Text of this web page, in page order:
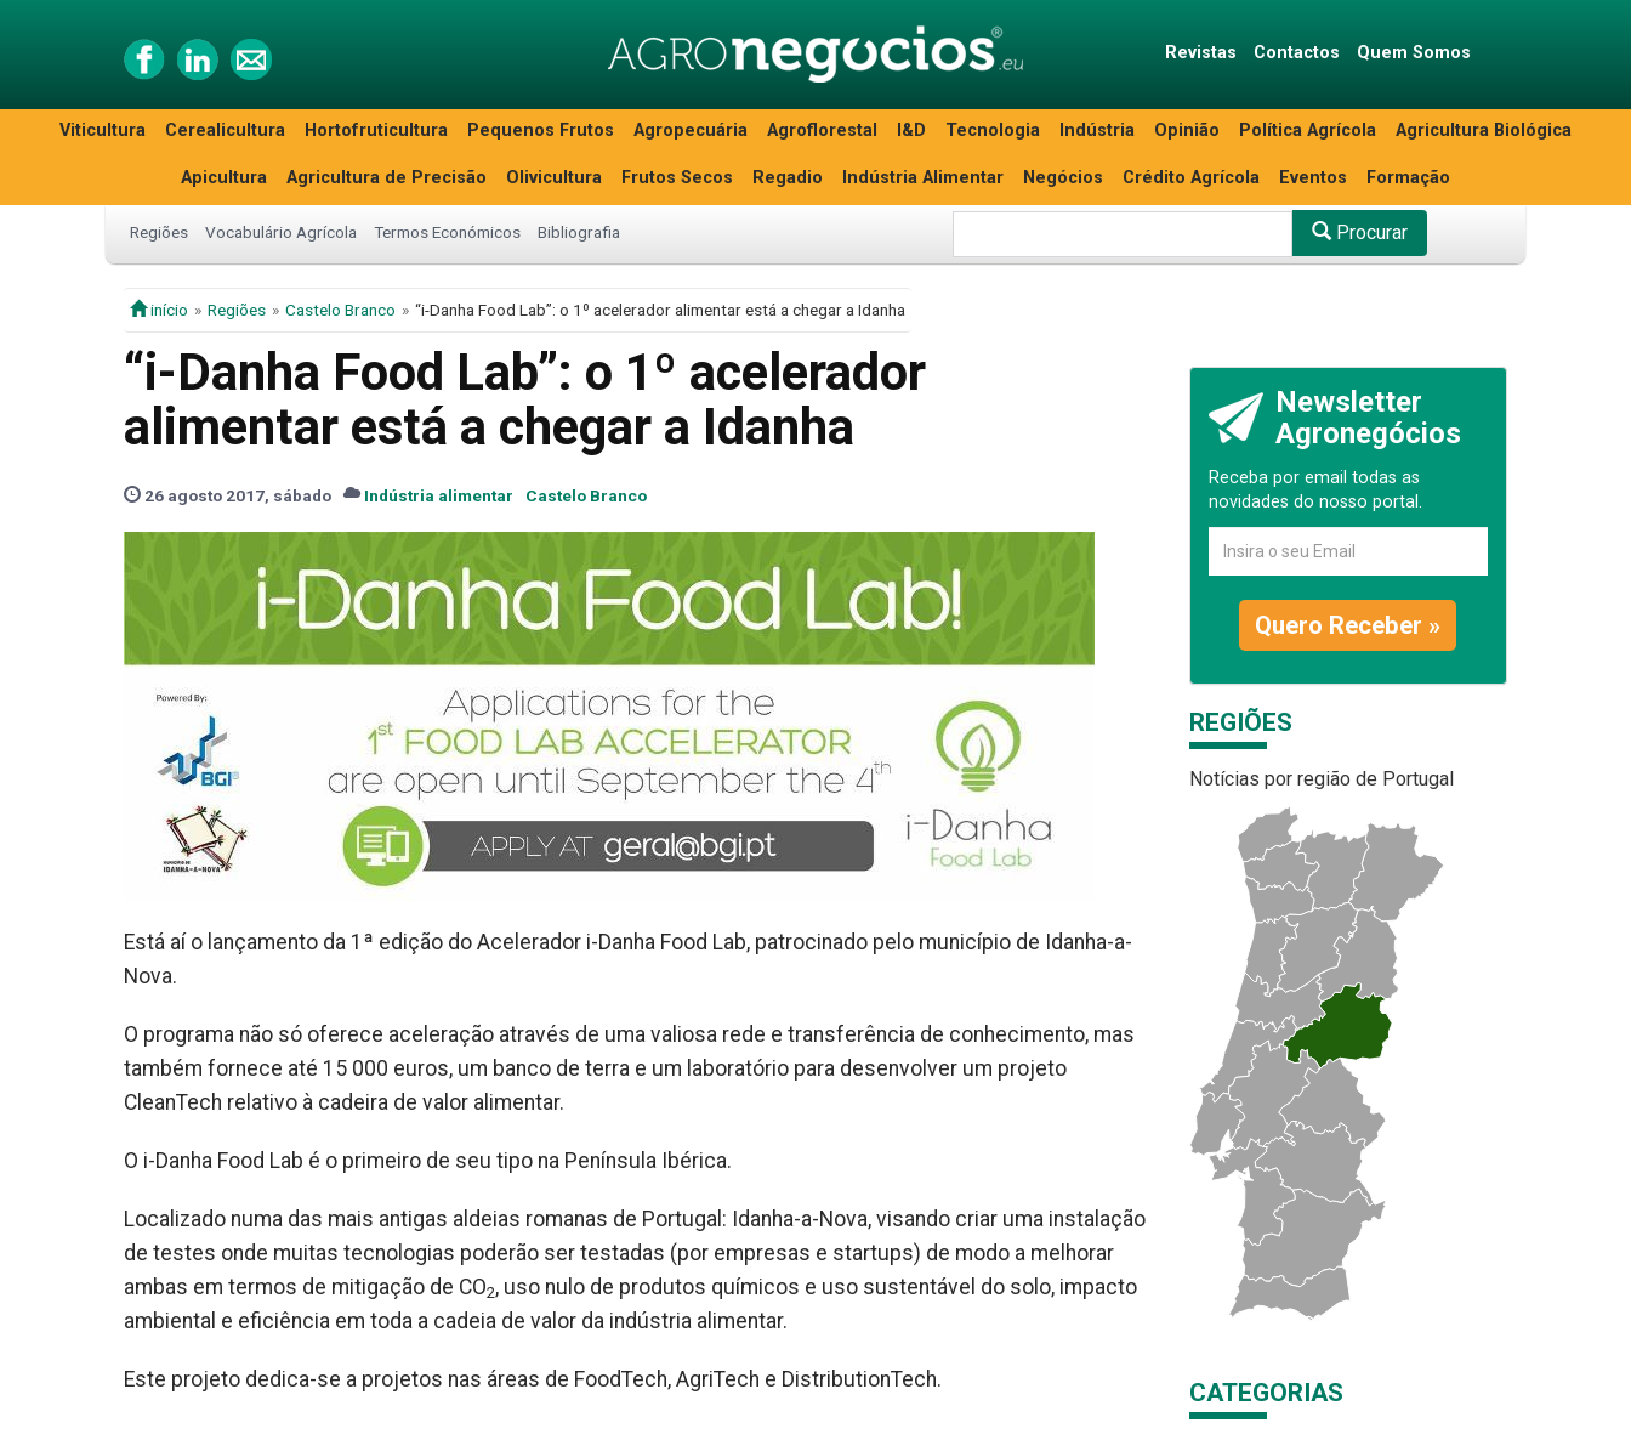
Revistas Contactos Quem Somos
Viticultura Cerealicultura Hortofruticultura Pequenos Frutos Agropecuária Agroflorestal I&D Tecnologia Indústria Opinião Política Agrícola Agricultura Biológica
Apicultura Agricultura de Precisão Olivicultura Frutos Secos Regadio Indústria Alimentar Negócios Crédito Agrícola Eventos Formação
Regiões Vocabulário Agrícola Termos Económicos Bibliografia Procurar
início Regiões Castelo Branco “i-Danha Food Lab”: o 1º acelerador alimentar está a chegar a Idanha
“i-Danha Food Lab”: o 1º acelerador
alimentar está a chegar a Idanha
26 agosto 2017, sábado Indústria alimentar Castelo Branco
Está aí o lançamento da 1ª edição do Acelerador i-Danha Food Lab, patrocinado pelo município de Idanha-a-
Nova.
O programa não só oferece aceleração através de uma valiosa rede e transferência de conhecimento, mas
também fornece até 15 000 euros, um banco de terra e um laboratório para desenvolver um projeto
CleanTech relativo à cadeira de valor alimentar.
O i-Danha Food Lab é o primeiro de seu tipo na Península Ibérica.
Localizado numa das mais antigas aldeias romanas de Portugal: Idanha-a-Nova, visando criar uma instalação
de testes onde muitas tecnologias poderão ser testadas (por empresas e startups) de modo a melhorar
ambas em termos de mitigação de CO2, uso nulo de produtos químicos e uso sustentável do solo, impacto
ambiental e eficiência em toda a cadeia de valor da indústria alimentar.
Este projeto dedica-se a projetos nas áreas de FoodTech, AgriTech e DistributionTech.
Newsletter
Agronegócios
Receba por email todas as
novidades do nosso portal.
Quero Receber »
REGIÕES
Notícias por região de Portugal
CATEGORIAS